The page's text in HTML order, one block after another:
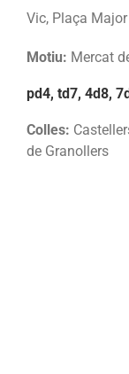
Vic, Plaça Major
Motiu: Mercat
pd4, td7, 4d8,
Colles:
de Granollers